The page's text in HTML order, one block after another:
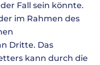
Fall sein könnte.
im Rahmen des
Dritte. Das
kann durch die